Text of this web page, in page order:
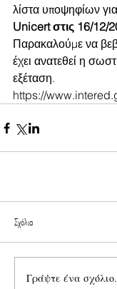
λίστα υποψηφίων για
Unicert στις 16/12/
Παρακαλούμε να
έχει ανατεθεί η
εξέταση.
https://
Σχόλια
Γράψτε ένα